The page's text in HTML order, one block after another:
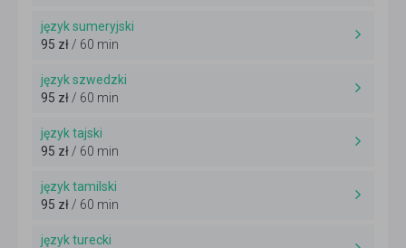
język sumeryjski
95 zł / 60 min
język szwedzki
95 zł / 60 min
język tajski
95 zł / 60 min
język tamilski
95 zł / 60 min
język turecki